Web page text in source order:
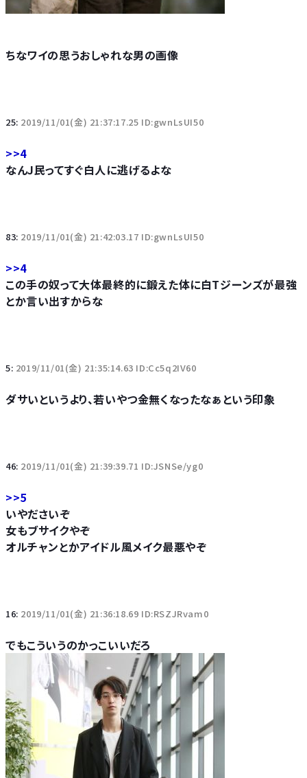
ちなワイの思うおしゃれな男の画像
25: 2019/11/01(金) 21:37:17.25 ID:gwnLsUI50
>>4
なんJ民ってすぐ白人に逃げるよな
83: 2019/11/01(金) 21:42:03.17 ID:gwnLsUI50
>>4
この手の奴って大体最終的に鍛えた体に白Tジーンズが最強
とか言い出すからな
5: 2019/11/01(金) 21:35:14.63 ID:Cc5q2IV60
ダサいというより、若いやつ金無くなったなぁという印象
46: 2019/11/01(金) 21:39:39.71 ID:JSNSe/yg0
>>5
いやださいぞ
女もブサイクやぞ
オルチャンとかアイドル風メイク最悪やぞ
16: 2019/11/01(金) 21:36:18.69 ID:RSZJRvam0
でもこういうのかっこいいだろ